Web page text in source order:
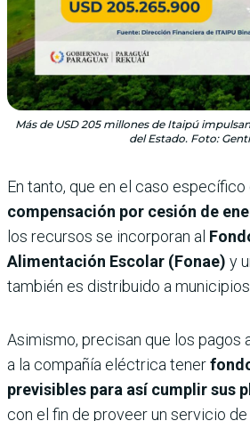
Más de USD 205 millones de Itaipú
del Estado. Foto:
En tanto, que en el caso específico
compensación por cesión de
los recursos se incorporan al
Alimentación Escolar (Fonae) y
también es distribuido a
Asimismo, precisan que los pagos
a la compañía eléctrica tener
previsibles para así cumplir sus
con el fin de proveer un servicio